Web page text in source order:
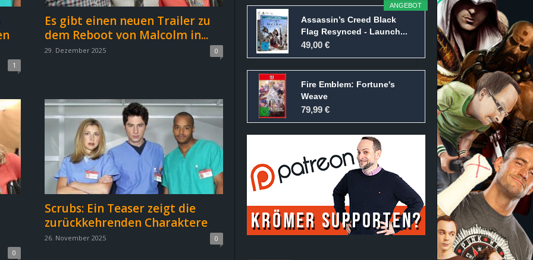
1
Es gibt einen neuen Trailer zu
dem Reboot von Malcolm in...
29. Dezember 2025 0
0
Scrubs: Ein Teaser zeigt die
zurückkehrenden Charaktere
26. November 2025 0
ANGEBOT
Assassin’s Creed Black
Flag Resynced - Launch...
49,00 €
Fire Emblem: Fortune's
Weave
79,99 €